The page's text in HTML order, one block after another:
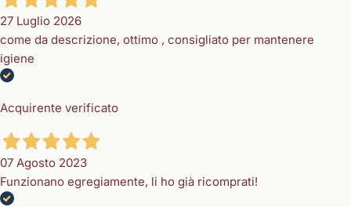
27 Luglio 2026
come da descrizione, ottimo , consigliato per mantenere
igiene
Acquirente verificato
07 Agosto 2023
Funzionano egregiamente, li ho già ricomprati!